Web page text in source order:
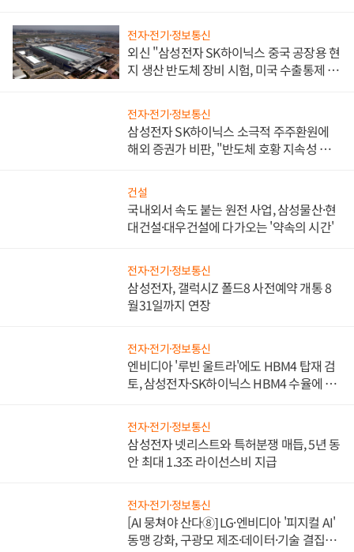
전자·전기·정보통신
외신 "삼성전자 SK하이닉스 중국 공장용 현
지 생산 반도체 장비 시험, 미국 수출통제 대
전자·전기·정보통신
삼성전자 SK하이닉스 소극적 주주환원에
해외 증권가 비판, "반도체 호황 지속성 의
건설
국내외서 속도 붙는 원전 사업, 삼성물산·현
대건설·대우건설에 다가오는 '약속의 시간'
전자·전기·정보통신
삼성전자, 갤럭시Z 폴드8 사전예약 개통 8
월31일까지 연장
전자·전기·정보통신
엔비디아 '루빈 울트라'에도 HBM4 탑재 검
토, 삼성전자·SK하이닉스 HBM4 수율에 주
전자·전기·정보통신
삼성전자 넷리스트와 특허분쟁 매듭, 5년 동
안 최대 1.3조 라이선스비 지급
전자·전기·정보통신
[AI 뭉쳐야 산다⑧] LG·엔비디아 '피지컬 AI'
동맹 강화, 구광모 제조·데이터·기술 결집